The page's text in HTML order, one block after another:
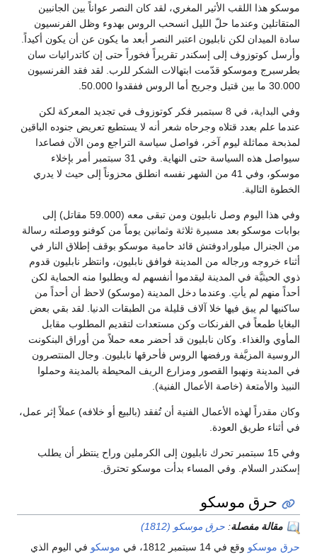
موسكو هذا اللقب الأثير المغري، لقد كان النصر عواناً بين الجانبين
المتقاتلين وعندما حلّ الليل انسحب الروس بهدوء وظل الفرنسيون
سادة الميدان لكن نابليون اعتبر النصر أبعد ما يكون عن أن يكون أكيداً.
وأرسل كوتوزوف إلى إسكندر تقريراً فخوراً حتى إن كاتدرائيات سان
بطرسبرج وموسكو قدّمت ابتهالات الشكر للرب. لقد فقد الفرنسيون
30.000 ما بين قتيل وجريح أما الروس ففقدوا 50.000.
وفي البداية، في 8 سبتمبر فكر كوتوزوف في تجديد المعركة لكن
عندما علم بعدد قتلاه وجرحاه شعر أنه لا يستطيع تعريض جنوده الباقين
لمذبحة مماثلة ليوم آخر، فواصل سياسة التراجع ومن الآن فصاعدا
سيواصل هذه السياسة حتى النهاية. وفي 31 سبتمبر أمر بإخلاء
موسكو، وفي 41 من الشهر نفسه انطلق محزوناً إلى حيث لا يدري
الخطوة التالية.
وفي هذا اليوم وصل نابليون ومن تبقى معه (59.000 مقاتل) إلى
بوابات موسكو بعد مسيرة ثلاثة وثمانين يوماً من كوفنو ووصلته رسالة
من الجنرال ميلورادوفتش قائد حامية موسكو بوقف إطلاق النار في
أثناء خروجه ورجاله من المدينة فوافق نابليون، وانتظر نابليون قدوم
ذوي الحيثيَّة في المدينة ليقدموا أنفسهم له ويطلبوا منه الحماية لكن
أحداً منهم لم يأتِ. وعندما دخل المدينة (موسكو) لاحظ أن أحداً من
ساكنيها لم يبق فيها خلا آلاف قليلة من الطبقات الدنيا. لقد بقي بعض
البغايا طمعاً في الفرنكات وكن مستعدات لتقديم المطلوب مقابل
المأوي والغذاء. وكان نابليون قد أحضر معه حملاً من أوراق البنكونت
الروسية المزيَّفة ورفضها الروس فأحرقها نابليون. وجال المنتصرون
في المدينة ونهبوا القصور ومزارع الريف المحيطة بالمدينة وحملوا
النبيذ والأمتعة (خاصة الأعمال الفنية).
وكان مقدراً لهذه الأعمال الفنية أن تُفقد (بالبيع أو خلافه) عملاً إثر عمل،
في أثناء طريق العودة.
وفي 15 سبتمبر تحرك نابليون إلى الكرملين وراح ينتظر أن يطلب
إسكندر السلام. وفي المساء بدأت موسكو تحترق.
حرق موسكو
مقالة مفصلة: حرق موسكو (1812)
حرق موسكو وقع في 14 سبتمبر 1812، في موسكو في اليوم الذي